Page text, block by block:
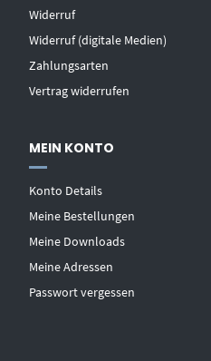
Widerruf
Widerruf (digitale Medien)
Zahlungsarten
Vertrag widerrufen
MEIN KONTO
Konto Details
Meine Bestellungen
Meine Downloads
Meine Adressen
Passwort vergessen